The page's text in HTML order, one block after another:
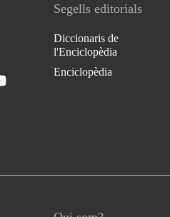
Segells editorials
Diccionaris de
l'Enciclopèdia
Enciclopèdia